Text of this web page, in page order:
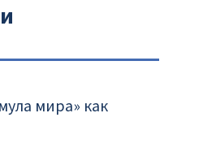
мира» как